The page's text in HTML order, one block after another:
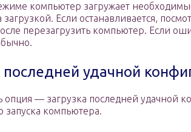
компьютер загружает
загрузкой. Если останавливается,
перезагрузить компьютер. Если
удачной
опция — загрузка последней удачной
запуска компьютера.